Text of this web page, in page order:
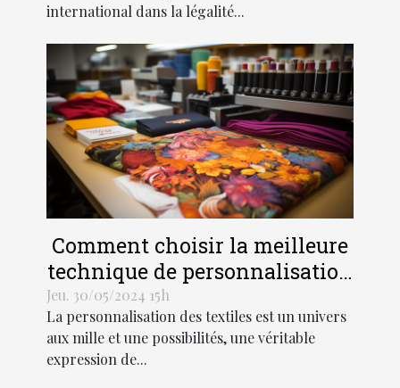
international dans la légalité...
Comment choisir la meilleure
technique de personnalisation
pour vos textiles
Jeu. 30/05/2024 15h
La personnalisation des textiles est un univers
aux mille et une possibilités, une véritable
expression de...